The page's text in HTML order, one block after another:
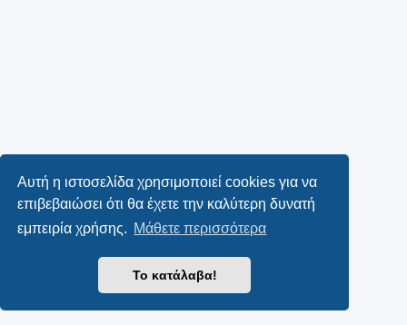
Αυτή η ιστοσελίδα χρησιμοποιεί cookies για να
επιβεβαιώσει ότι θα έχετε την καλύτερη δυνατή
εμπειρία χρήσης. Μάθετε περισσότερα
Το κατάλαβα!